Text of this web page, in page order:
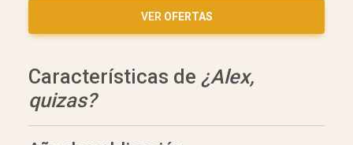
VER OFERTAS
Características de ¿Alex,
quizas?